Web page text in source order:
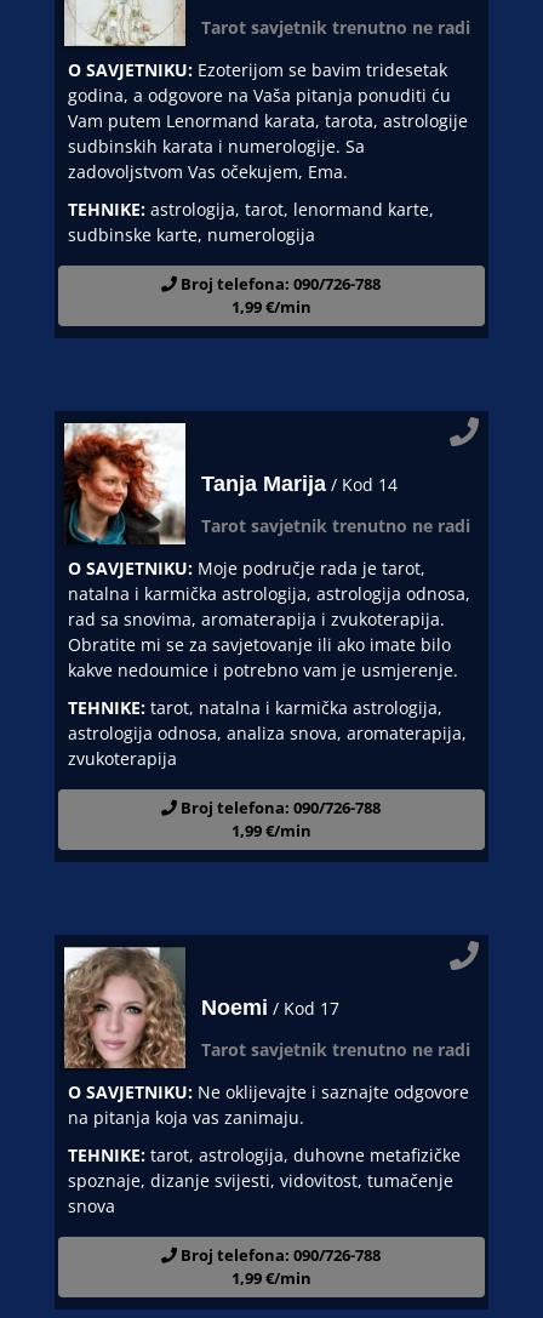
Tarot savjetnik trenutno ne radi
O SAVJETNIKU:Ezoterijom se bavim tridesetak
godina, a odgovore na Vaša pitanja ponuditi ću
Vam putem Lenormand karata, tarota, astrologije
sudbinskih karata i numerologije. Sa
zadovoljstvom Vas očekujem, Ema.
TEHNIKE:astrologija, tarot, lenormand karte,
sudbinske karte, numerologija
Broj telefona: 090/726-788
1,99 €/min
Tanja Marija / Kod 14
Tarot savjetnik trenutno ne radi
O SAVJETNIKU:Moje područje rada je tarot,
natalna i karmička astrologija, astrologija odnosa,
rad sa snovima, aromaterapija i zvukoterapija.
Obratite mi se za savjetovanje ili ako imate bilo
kakve nedoumice i potrebno vam je usmjerenje.
TEHNIKE:tarot, natalna i karmička astrologija,
astrologija odnosa, analiza snova, aromaterapija,
zvukoterapija
Broj telefona: 090/726-788
1,99 €/min
Noemi / Kod 17
Tarot savjetnik trenutno ne radi
O SAVJETNIKU:Ne oklijevajte i saznajte odgovore
na pitanja koja vas zanimaju.
TEHNIKE:tarot, astrologija, duhovne metafizičke
spoznaje, dizanje svijesti, vidovitost, tumačenje
snova
Broj telefona: 090/726-788
1,99 €/min